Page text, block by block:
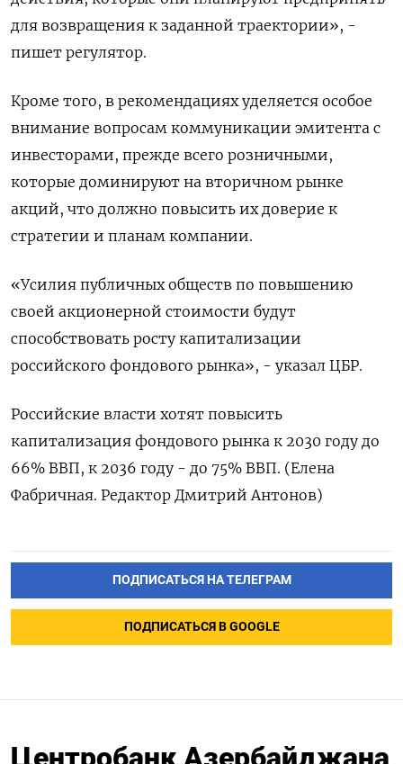
для возвращения к заданной траектории», -
пишет регулятор.
Кроме того, в рекомендациях уделяется особое
внимание вопросам коммуникации эмитента с
инвесторами, прежде всего розничными,
которые доминируют на вторичном рынке
акций, что должно повысить их доверие к
стратегии и планам компании.
«Усилия публичных обществ по повышению
своей акционерной стоимости будут
способствовать росту капитализации
российского фондового рынка», - указал ЦБР.
Российские власти хотят повысить
капитализация фондового рынка к 2030 году до
66% ВВП, к 2036 году - до 75% ВВП. (Елена
Фабричная. Редактор Дмитрий Антонов)
ПОДПИСАТЬСЯ НА ТЕЛЕГРАМ
ПОДПИСАТЬСЯ В GOOGLE